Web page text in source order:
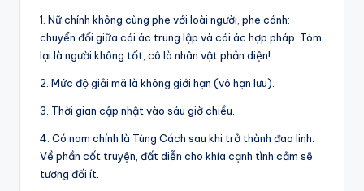
1. Nữ chính không cùng phe với loài người, phe cánh:
chuyển đổi giữa cái ác trung lập và cái ác hợp pháp. Tóm
lại là người không tốt, cô là nhân vật phản diện!
2. Mức độ giải mã là không giới hạn (vô hạn lưu).
3. Thời gian cập nhật vào sáu giờ chiều.
4. Có nam chính là Tùng Cách sau khi trở thành đao linh.
Về phần cốt truyện, đất diễn cho khía cạnh tình cảm sẽ
tương đối ít.